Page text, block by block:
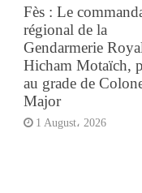
Fès : Le
régional de la
Gendarmerie
Hicham Motaïch,
au grade de
Major
1 August، 2026